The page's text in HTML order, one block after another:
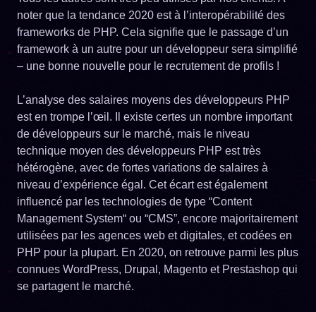
noter que la tendance 2020 est à l’interopérabilité des
frameworks de PHP. Cela signifie que le passage d’un
framework à un autre pour un développeur sera simplifié
– une bonne nouvelle pour le recrutement de profils !
L’analyse des salaires moyens des développeurs PHP
est en trompe l’œil. Il existe certes un nombre important
de développeurs sur le marché, mais le niveau
technique moyen des développeurs PHP est très
hétérogène, avec de fortes variations de salaires à
niveau d’expérience égal. Cet écart est également
influencé par les technologies de type “Content
Management System“ ou “CMS”, encore majoritairement
utilisées par les agences web et digitales, et codées en
PHP pour la plupart. En 2020, on retrouve parmi les plus
connues WordPress, Drupal, Magento et Prestashop qui
se partagent le marché.